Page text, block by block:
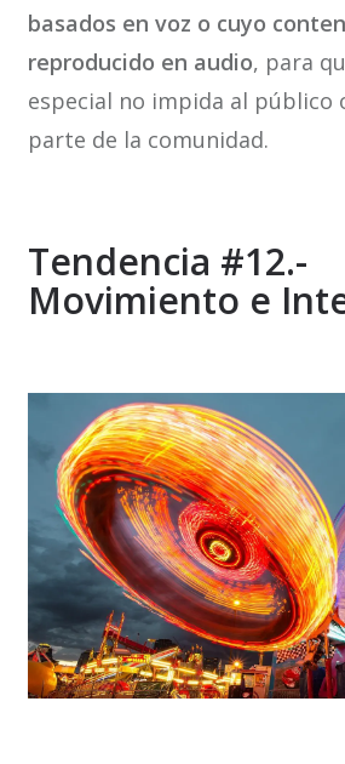
basados en voz o cuyo
reproducido en audio, para
especial no impida al público
parte de la comunidad.
Tendencia #12.-
Movimiento e